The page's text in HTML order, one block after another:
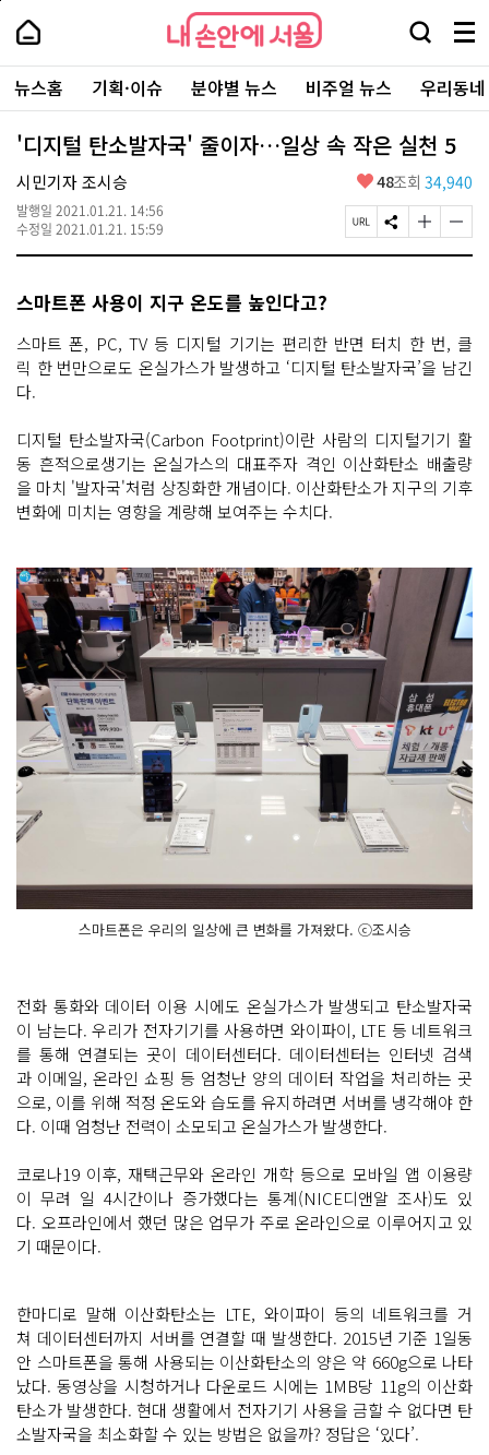
본
로
가
내
손
안
에
서
울
-
서
울
시
대
표
소
털
내
손
에
울
검
창
열
기
메
뉴
전
체
보
주
요
서
뉴스홈 기획·이슈 분야별 뉴스 비주얼 뉴스 우리동
'디지털 탄소발자국' 줄이자…일상 속 작은 실천 5
시민기자 조시승
발행일 2021.01.21. 14:56
수정일 2021.01.21. 15:59
좋
요
48조회 34,940
페
이
복
사
S
N
기
글
자
변
경
하
글
자
변
경
하
스마트폰 사용이 지구 온도를 높인다고?
스마트 폰, PC, TV 등 디지털 기기는 편리한 반면 터치 한 번, 클
릭 한 번만으로도 온실가스가 발생하고 ‘디지털 탄소발자국’을 남긴
다.
디지털 탄소발자국(Carbon Footprint)이란 사람의 디지털기기 활
동 흔적으로생기는 온실가스의 대표주자 격인 이산화탄소 배출량
을 마치 '발자국'처럼 상징화한 개념이다. 이산화탄소가 지구의 기후
변화에 미치는 영향을 계량해 보여주는 수치다.
스마트폰은 우리의 일상에 큰 변화를 가져왔다. ⓒ조시승
전화 통화와 데이터 이용 시에도 온실가스가 발생되고 탄소발자국
이 남는다. 우리가 전자기기를 사용하면 와이파이, LTE 등 네트워크
를 통해 연결되는 곳이 데이터센터다. 데이터센터는 인터넷 검색
과 이메일, 온라인 쇼핑 등 엄청난 양의 데이터 작업을 처리하는 곳
으로, 이를 위해 적정 온도와 습도를 유지하려면 서버를 냉각해야 한
다. 이때 엄청난 전력이 소모되고 온실가스가 발생한다.
코로나19 이후, 재택근무와 온라인 개학 등으로 모바일 앱 이용량
이 무려 일 4시간이나 증가했다는 통계(NICE디앤알 조사)도 있
다. 오프라인에서 했던 많은 업무가 주로 온라인으로 이루어지고 있
기 때문이다.
한마디로 말해 이산화탄소는 LTE, 와이파이 등의 네트워크를 거
쳐 데이터센터까지 서버를 연결할 때 발생한다. 2015년 기준 1일동
안 스마트폰을 통해 사용되는 이산화탄소의 양은 약 660g으로 나타
났다. 동영상을 시청하거나 다운로드 시에는 1MB당 11g의 이산화
탄소가 발생한다. 현대 생활에서 전자기기 사용을 금할 수 없다면 탄
소발자국을 최소화할 수 있는 방법은 없을까? 정답은 ‘있다’.
페
상
단
로